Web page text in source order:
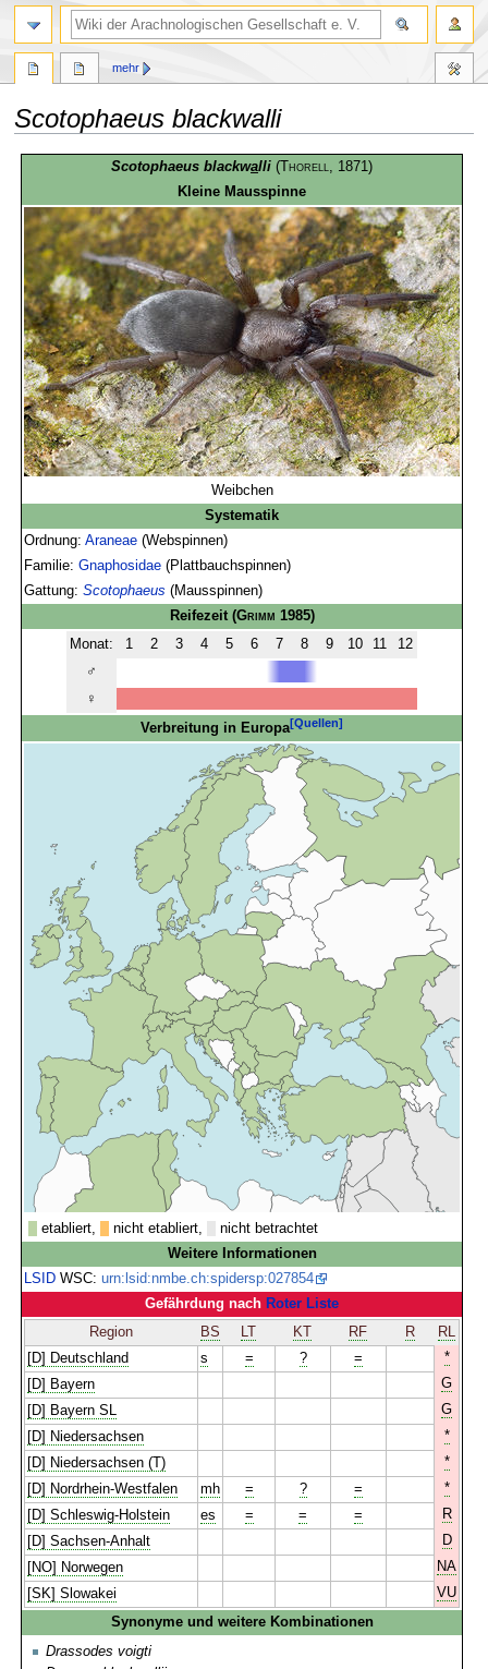
Scotophaeus blackwalli
springen
springen
Scotophaeus blackwalli (Thorell
, 1871)
Kleine Mausspinne
Weibchen
Systematik
Ordnung:Araneae (Webspinnen)
Familie:Gnaphosidae (Plattbauchspinnen)
Gattung:Scotophaeus (Mausspinnen)
Reifezeit (Grimm 1985)
Monat:
1 2 3 4 5 6 7 8 9 10 11
12
♂
♀
Verbreitung in Europa[Quellen]
etabliert, nicht etabliert,
nicht betrachtet
Weitere Informationen
LSID WSC:urn:lsid:nmbe.ch:spidersp:027854
Gefährdung nach Roter Liste
Region
BS LT KT RF R
RL
[D] Deutschland
s = ? =
*
[D] Bayern
G
[D] Bayern SL
G
[D] Niedersachsen
*
[D] Niedersachsen (T)
*
[D] Nordrhein-Westfalen
mh = ? =
*
[D] Schleswig-Holstein
es = = =
R
[D] Sachsen-Anhalt
D
[NO] Norwegen
NA
[SK] Slowakei
VU
Synonyme und weitere Kombinationen
Drassodes voigti
mehr